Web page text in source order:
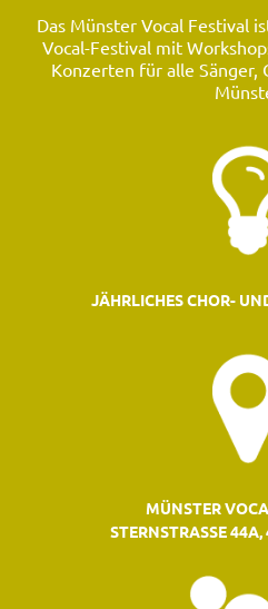
Das Münster Vocal Festival
Vocal-Festival mit
Konzerten für alle Sänger,
JÄHRLICHES CHOR-
MÜNSTER
STERNSTRASSE 44A,